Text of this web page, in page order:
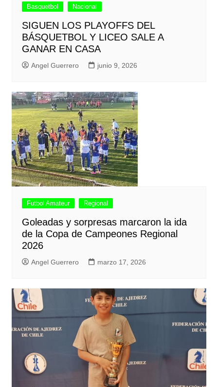
Basquetbol Nacional
SIGUEN LOS PLAYOFFS DEL
BÁSQUETBOL Y LICEO SALE A
GANAR EN CASA
Angel Guerrero junio 9, 2026
Futbol Amateur Regional
Goleadas y sorpresas marcaron la ida
de la Copa de Campeones Regional
2026
Angel Guerrero marzo 17, 2026